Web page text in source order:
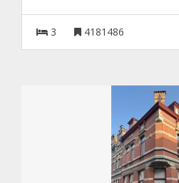
3 4181486